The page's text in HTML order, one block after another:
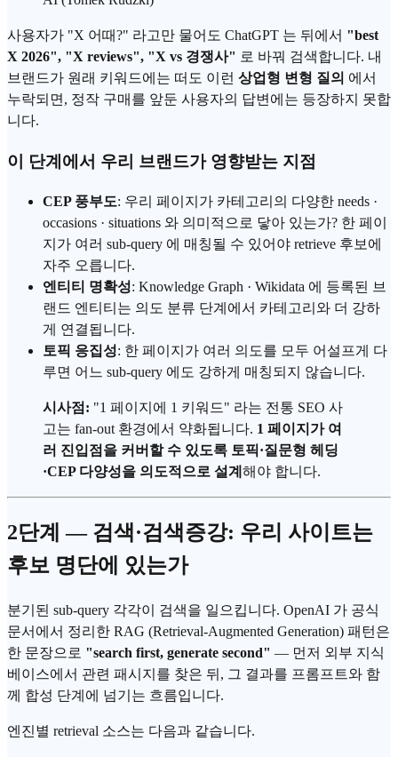
사용자가 "X 어때?" 라고만 물어도 ChatGPT 는 뒤에서 "best
X 2026", "X reviews", "X vs 경쟁사" 로 바꿔 검색합니다. 내
브랜드가 원래 키워드에는 떠도 이런 상업형 변형 질의 에서
누락되면, 정작 구매를 앞둔 사용자의 답변에는 등장하지 못합
니다.
이 단계에서 우리 브랜드가 영향받는 지점
CEP 풍부도: 우리 페이지가 카테고리의 다양한 needs ·
occasions · situations 와 의미적으로 닿아 있는가? 한 페이
지가 여러 sub-query 에 매칭될 수 있어야 retrieve 후보에
자주 오릅니다.
엔티티 명확성: Knowledge Graph · Wikidata 에 등록된 브
랜드 엔티티는 의도 분류 단계에서 카테고리와 더 강하
게 연결됩니다.
토픽 응집성: 한 페이지가 여러 의도를 모두 어설프게 다
루면 어느 sub-query 에도 강하게 매칭되지 않습니다.
시사점: "1 페이지에 1 키워드" 라는 전통 SEO 사
고는 fan-out 환경에서 약화됩니다. 1 페이지가 여
러 진입점을 커버할 수 있도록 토픽·질문형 헤딩
·CEP 다양성을 의도적으로 설계 해야 합니다.
2단계 — 검색·검색증강: 우리 사이트는
후보 명단에 있는가
분기된 sub-query 각각이 검색을 일으킵니다. OpenAI 가 공식
문서에서 정리한 RAG (Retrieval-Augmented Generation) 패턴은
한 문장으로 "search first, generate second" — 먼저 외부 지식
베이스에서 관련 패시지를 찾은 뒤, 그 결과를 프롬프트와 함
께 합성 단계에 넘기는 흐름입니다.
엔진별 retrieval 소스는 다음과 같습니다.